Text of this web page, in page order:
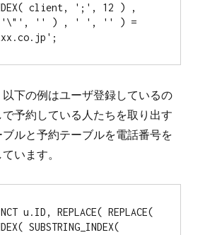
client, ';', 12 ) ,
'\"', '' ) , ' ', '' ) =
下の例はユーザ登録しているの
予約している人たちを取り出す
ルと予約テーブルを電話番号を
います。
u.ID, REPLACE( REPLACE(
SUBSTRING_INDEX(